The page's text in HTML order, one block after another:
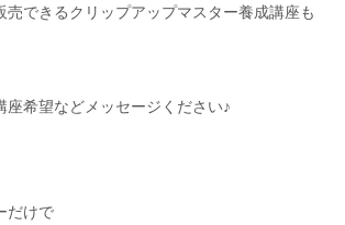
売できるクリップアップマスター養成講座も
座希望などメッセージください♪
だけで